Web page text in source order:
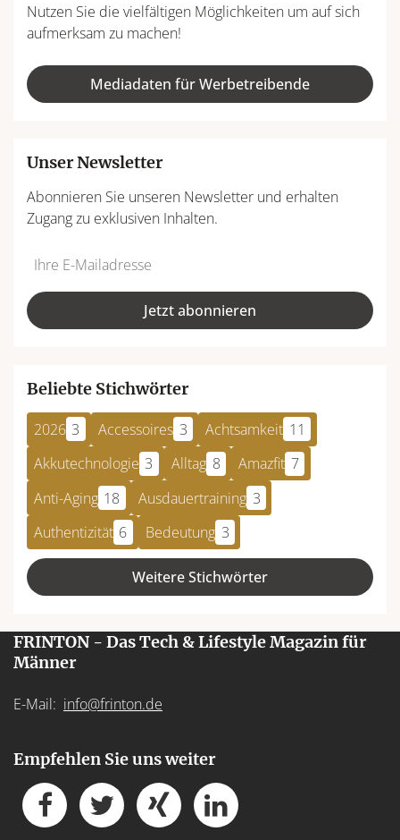
Nutzen Sie die vielfältigen Möglichkeiten um auf sich
aufmerksam zu machen!
Mediadaten für Werbetreibende
Unser Newsletter
Abonnieren Sie unseren Newsletter und erhalten
Zugang zu exklusiven Inhalten.
Do
fill
this
*Ihre
Mailadresse:
Jetzt abonnieren
Beliebte Stichwörter
2026 3 Accessoires 3 Achtsamkeit 11
Akkutechnologie 3 Alltag 8 Amazfit 7
Anti-Aging 18 Ausdauertraining 3
Authentizität 6 Bedeutung 3
Weitere Stichwörter
FRINTON - Das Tech & Lifestyle Magazin für
Männer
E-Mail: info@frinton.de
Empfehlen Sie uns weiter